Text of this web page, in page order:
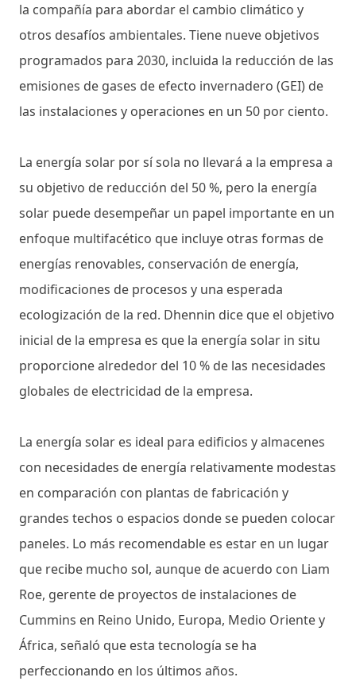
la compañía para abordar el cambio climático y
otros desafíos ambientales. Tiene nueve objetivos
programados para 2030, incluida la reducción de las
emisiones de gases de efecto invernadero (GEI) de
las instalaciones y operaciones en un 50 por ciento.
La energía solar por sí sola no llevará a la empresa a
su objetivo de reducción del 50 %, pero la energía
solar puede desempeñar un papel importante en un
enfoque multifacético que incluye otras formas de
energías renovables, conservación de energía,
modificaciones de procesos y una esperada
ecologización de la red. Dhennin dice que el objetivo
inicial de la empresa es que la energía solar in situ
proporcione alrededor del 10 % de las necesidades
globales de electricidad de la empresa.
La energía solar es ideal para edificios y almacenes
con necesidades de energía relativamente modestas
en comparación con plantas de fabricación y
grandes techos o espacios donde se pueden colocar
paneles. Lo más recomendable es estar en un lugar
que recibe mucho sol, aunque de acuerdo con Liam
Roe, gerente de proyectos de instalaciones de
Cummins en Reino Unido, Europa, Medio Oriente y
África, señaló que esta tecnología se ha
perfeccionando en los últimos años.